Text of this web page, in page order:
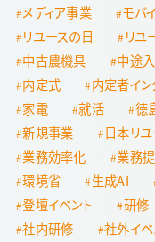
メディア事業
モバ
リユースの日
リユ
中古農機具
中途
内定式
内定者イン
家電
就活 徳
新規事業
日本リ
業務効率化
業務
環境省
生成AI
登壇イベント
研修
社内研修
社外イベ